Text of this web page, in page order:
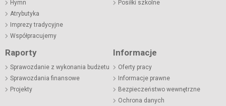
Hymn
Atrybutyka
Imprezy tradycyjne
Współpracujemy
Posiłki szkolne
Raporty
Sprawozdanie z wykonania budżetu
Sprawozdania finansowe
Projekty
Informacje
Oferty pracy
Informacje prawne
Bezpieczeństwo wewnętrzne
Ochrona danych